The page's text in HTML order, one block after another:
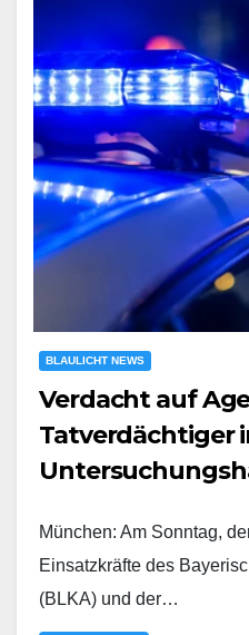
BLAULICHT NEWS
Verdacht auf
Tatverdächtiger
München: Am Sonntag,
Einsatzkräfte des
(BLKA) und der…